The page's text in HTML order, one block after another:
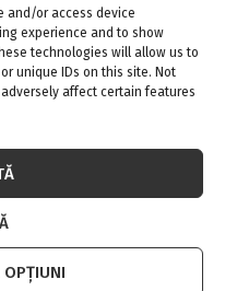
and/or access device
experience and to show
technologies will allow us to
unique IDs on this site. Not
affect certain features
OPȚIUNI
un aparat anti-gândaci